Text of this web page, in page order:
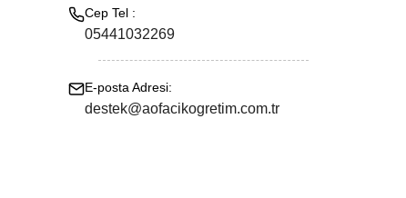
Cep Tel :
05441032269
E-posta Adresi:
destek@aofacikogretim.com.tr